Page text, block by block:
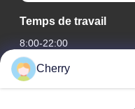
Temps de travail
8:00-22:00
Notre adresse
Cherry